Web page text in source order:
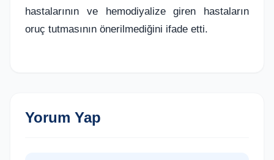
hastalarının ve hemodiyalize giren hastaların
oruç tutmasının önerilmediğini ifade etti.
Yorum Yap